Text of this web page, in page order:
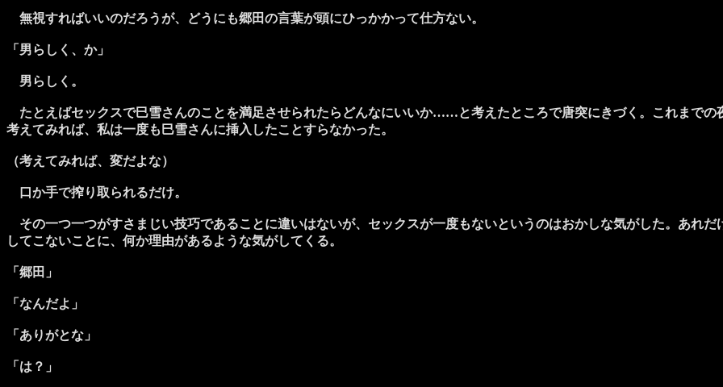
無視すればいいのだろうが、どうにも郷田の言葉が頭にひっかかって仕方ない。
「男らしく、か」
男らしく。
たとえばセックスで巳雪さんのことを満足させられたらどんなにいいか……と考えたところで唐突にきづく。これまでの
考えてみれば、私は一度も巳雪さんに挿入したことすらなかった。
（考えてみれば、変だよな）
口か手で搾り取られるだけ。
その一つ一つがすさまじい技巧であることに違いはないが、セックスが一度もないというのはおかしな気がした。あれ
してこないことに、何か理由があるような気がしてくる。
「郷田」
「なんだよ」
「ありがとな」
「は？」